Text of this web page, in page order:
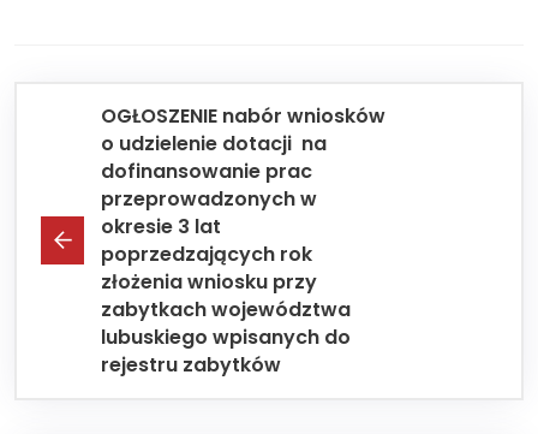
OGŁOSZENIE nabór wniosków
o udzielenie dotacji na
dofinansowanie prac
przeprowadzonych w
okresie 3 lat
poprzedzających rok
złożenia wniosku przy
zabytkach województwa
lubuskiego wpisanych do
rejestru zabytków